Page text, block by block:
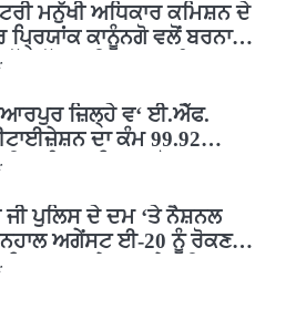
ਮਨੁੱਖੀ ਅਧਿਕਾਰ ਕਮਿਸ਼ਨ ਦੇ
ਪ੍ਰਿਯਾਂਕ ਕਾਨੂੰਨਗੋ ਵਲੋਂ ਬਰਨਾਲਾ
ਵੱਖ ਸਕੀਮਾਂ ਦਾ ਜਾਇਜ਼ਾ
ਜ਼ਿਲ੍ਹੇ ਵ‘ ਈ.ਐੱਫ.
ਦਾ ਕੰਮ 99.92
ਮੁਕੰਮਲ: ਜ਼ਿਲ੍ਹਾ ਚੋਣ ਅਫ਼ਸਰ
ਜੀ ਪੁਲਿਸ ਦੇ ਦਮ ‘ਤੇ ਨੈਸ਼ਨਲ
ਅਗੇਂਸਟ ਈ-20 ਨੂੰ ਰੋਕਣ
ਕਰ ਰਹੇ ਹਨ- ਕੇਜਰੀਵਾਲ